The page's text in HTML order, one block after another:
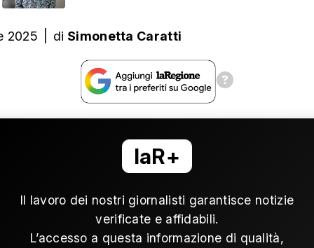
2025 di Simonetta Caratti
laR+
Il lavoro dei nostri giornalisti garantisce notizie
verificate e affidabili.
L’accesso a questa informazione di qualità,